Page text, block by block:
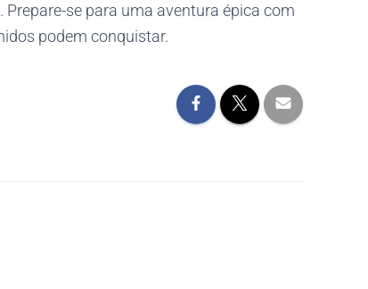
se para uma aventura épica com
podem conquistar.